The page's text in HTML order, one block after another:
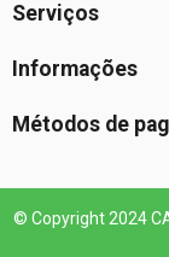
Serviços
Informações
Métodos de
© Copyright 2024